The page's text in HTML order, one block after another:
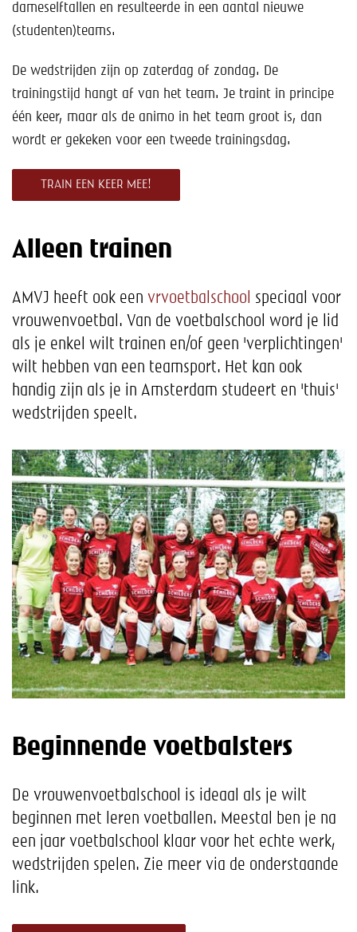
Lid worden
dameselftallen en resulteerde in een aantal nieuwe
(studenten)teams.
De wedstrijden zijn op zaterdag of zondag. De
trainingstijd hangt af van het team. Je traint in principe
één keer, maar als de animo in het team groot is, dan
wordt er gekeken voor een tweede trainingsdag.
TRAIN EEN KEER MEE!
Alleen trainen
AMVJ heeft ook een vrvoetbalschool speciaal voor
vrouwenvoetbal. Van de voetbalschool word je lid
als je enkel wilt trainen en/of geen 'verplichtingen'
wilt hebben van een teamsport. Het kan ook
handig zijn als je in Amsterdam studeert en 'thuis'
wedstrijden speelt.
Beginnende voetbalsters
De vrouwenvoetbalschool is ideaal als je wilt
beginnen met leren voetballen. Meestal ben je na
een jaar voetbalschool klaar voor het echte werk,
wedstrijden spelen. Zie meer via de onderstaande
link.